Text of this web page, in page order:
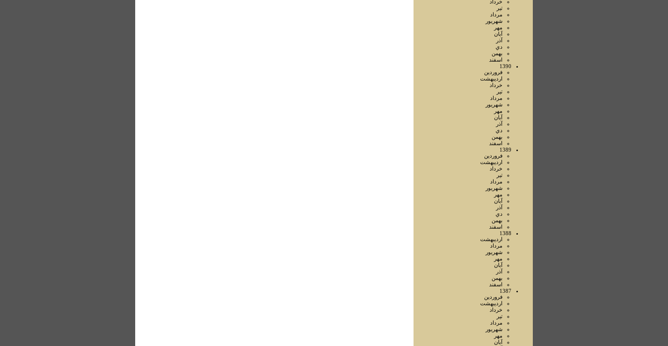
خرداد
تير
مرداد
شهريور
مهر
آبان
آذر
دي
بهمن
اسفند
1390
فروردين
ارديبهشت
خرداد
تير
مرداد
شهريور
مهر
آبان
آذر
دي
بهمن
اسفند
1389
فروردين
ارديبهشت
خرداد
تير
مرداد
شهريور
مهر
آبان
آذر
دي
بهمن
اسفند
1388
ارديبهشت
مرداد
شهريور
مهر
آبان
آذر
بهمن
اسفند
1387
فروردين
ارديبهشت
خرداد
تير
مرداد
شهريور
مهر
آبان